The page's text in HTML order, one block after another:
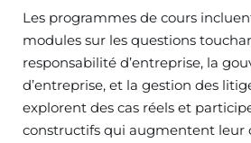
Les programmes de cours
modules sur les questions
responsabilité d’entreprise, la
d’entreprise, et la gestion des
explorent des cas réels et
constructifs qui augmentent leur